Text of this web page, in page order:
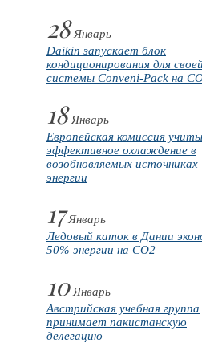
28Январь
Daikin запускает блок
кондиционирования для
системы Conveni-Pack на
18Январь
Европейская комиссия
эффективное охлаждение в
возобновляемых источниках
энергии
17Январь
Ледовый каток в Дании
50% энергии на CO2
10Январь
Австрийская учебная группа
принимает пакистанскую
делегацию